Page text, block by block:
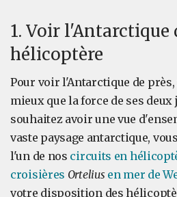
1. Voir l'Antarctique
hélicoptère
Pour voir l'Antarctique de
mieux que la force de ses
souhaitez avoir une vue
vaste paysage antarctique,
l'un de nos circuits en
croisières Ortelius en mer de
votre disposition des